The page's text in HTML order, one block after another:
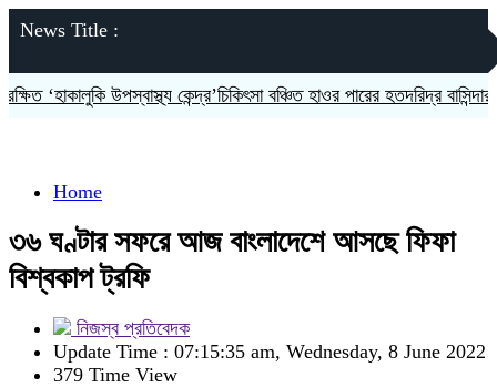
News Title :
‘হাকালুকি উপস্বাস্থ্য কেন্দ্র’চিকিৎসা বঞ্চিত হাওর পারের হতদরিদ্র বাসিন্দারা
Home
৩৬ ঘণ্টার সফরে আজ বাংলাদেশে আসছে ফিফা
বিশ্বকাপ ট্রফি
নিজস্ব প্রতিবেদক
Update Time : 07:15:35 am, Wednesday, 8 June 2022
379 Time View